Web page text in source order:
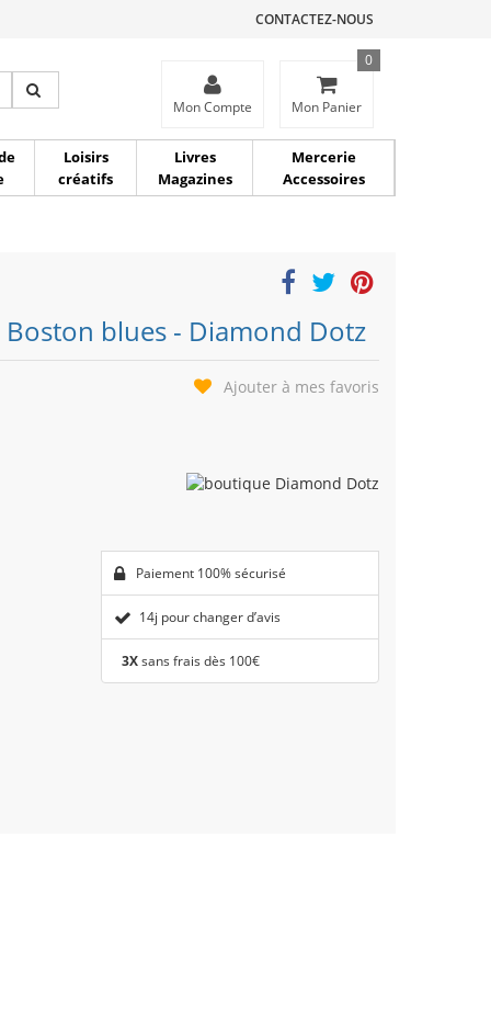
CONTACTEZ-NOUS
Mon Compte Mon Panier
0
Loisirs
créatifs
Livres
Magazines
Mercerie
Accessoires
blues - Diamond Dotz
Ajouter à mes favoris
Paiement 100% sécurisé
14j pour changer d’avis
3Xsans frais dès 100€